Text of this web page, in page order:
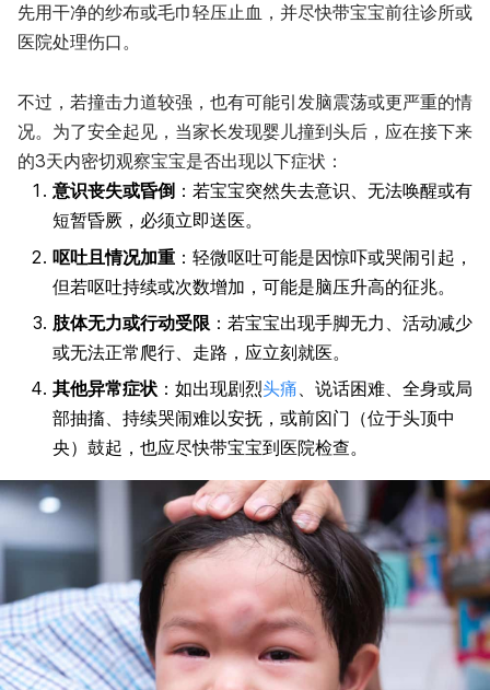
先用干净的纱布或毛巾轻压止血，并尽快带宝宝前往诊所或
医院处理伤口。
不过，若撞击力道较强，也有可能引发脑震荡或更严重的情
况。为了安全起见，当家长发现婴儿撞到头后，应在接下来
的3天内密切观察宝宝是否出现以下症状：
意识丧失或昏倒 ：若宝宝突然失去意识、无法唤醒或有
短暂昏厥，必须立即送医。
呕吐且情况加重 ：轻微呕吐可能是因惊吓或哭闹引起，
但若呕吐持续或次数增加，可能是脑压升高的征兆。
肢体无力或行动受限 ：若宝宝出现手脚无力、活动减少
或无法正常爬行、走路，应立刻就医。
其他异常症状 ：如出现剧烈头痛、说话困难、全身或局
部抽搐、持续哭闹难以安抚，或前囟门（位于头顶中
央）鼓起，也应尽快带宝宝到医院检查。